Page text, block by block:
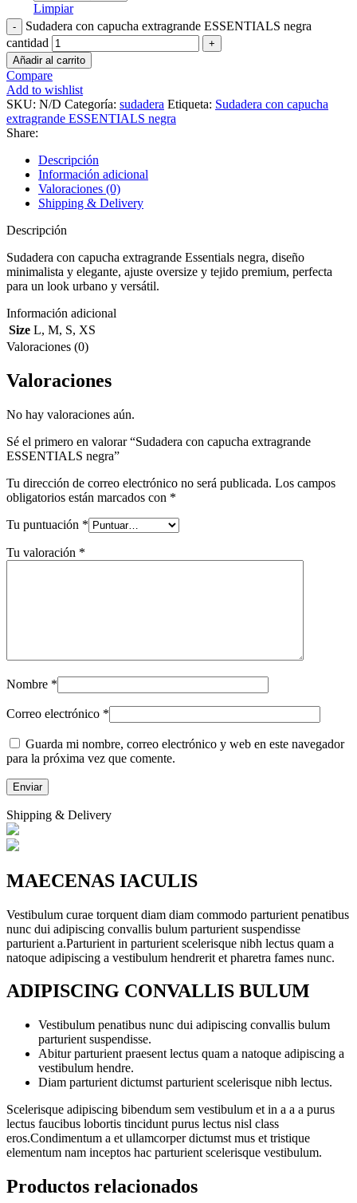
Limpiar
Sudadera con capucha extragrande ESSENTIALS negra
cantidad
Añadir al carrito
Compare
Add to wishlist
SKU: N/D Categoría: sudadera Etiqueta: Sudadera con capucha
extragrande ESSENTIALS negra
Share:
Descripción
Información adicional
Valoraciones (0)
Shipping & Delivery
Descripción
Sudadera con capucha extragrande Essentials negra, diseño
minimalista y elegante, ajuste oversize y tejido premium, perfecta
para un look urbano y versátil.
Información adicional
Size L, M, S, XS
Valoraciones (0)
Valoraciones
No hay valoraciones aún.
Sé el primero en valorar “Sudadera con capucha extragrande
ESSENTIALS negra”
Tu dirección de correo electrónico no será publicada. Los campos
obligatorios están marcados con *
Tu puntuación *
Tu valoración *
Nombre *
Correo electrónico *
Guarda mi nombre, correo electrónico y web en este navegador
para la próxima vez que comente.
Shipping & Delivery
MAECENAS IACULIS
Vestibulum curae torquent diam diam commodo parturient penatibus
nunc dui adipiscing convallis bulum parturient suspendisse
parturient a.Parturient in parturient scelerisque nibh lectus quam a
natoque adipiscing a vestibulum hendrerit et pharetra fames nunc.
ADIPISCING CONVALLIS BULUM
Vestibulum penatibus nunc dui adipiscing convallis bulum
parturient suspendisse.
Abitur parturient praesent lectus quam a natoque adipiscing a
vestibulum hendre.
Diam parturient dictumst parturient scelerisque nibh lectus.
Scelerisque adipiscing bibendum sem vestibulum et in a a a purus
lectus faucibus lobortis tincidunt purus lectus nisl class
eros.Condimentum a et ullamcorper dictumst mus et tristique
elementum nam inceptos hac parturient scelerisque vestibulum.
Productos relacionados